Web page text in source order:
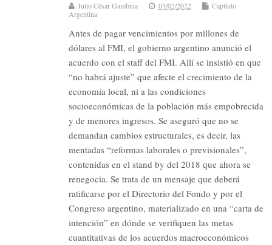
Julio César Gambina 03/02/2022
Capítulo
Argentina
Antes de pagar vencimientos por millones de
dólares al FMI, el gobierno argentino anunció el
acuerdo con el staff del FMI. Allí se insistió en que
“no habrá ajuste” que afecte el crecimiento de la
economía local, ni a las condiciones
socioeconómicas de la población más empobrecida
y de menores ingresos. Se aseguró que no se
demandan cambios estructurales, es decir, las
mentadas “reformas laborales o previsionales”,
contenidas en el stand by del 2018 que ahora se
renegocia. Se trata de un mensaje que deberá
ratificarse por el Directorio del Fondo y por el
Congreso argentino, materializado en una “carta de
intención” en dónde se verifiquen las metas
cuantitativas de los acuerdos macroeconómicos